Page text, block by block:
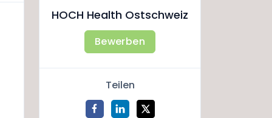
HOCH Health Ostschweiz
Bewerben
Teilen